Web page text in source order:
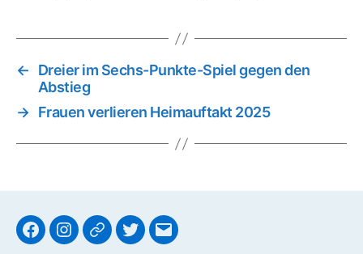
←
Dreier im Sechs-Punkte-Spiel gegen den
Abstieg
→ Frauen verlieren Heimauftakt 2025
FacebookInstagram
Threads
X
E-